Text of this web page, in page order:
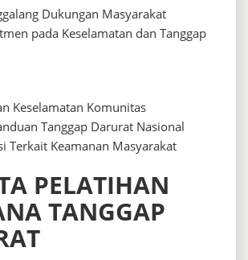
Dukungan Masyarakat
pada Keselamatan dan Tanggap
Keselamatan Komunitas
Tanggap Darurat Nasional
Terkait Keamanan Masyarakat
PELATIHAN
TANGGAP